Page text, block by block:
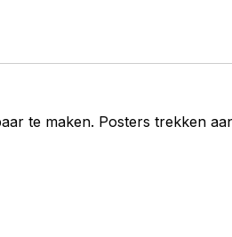
te maken. Posters trekken